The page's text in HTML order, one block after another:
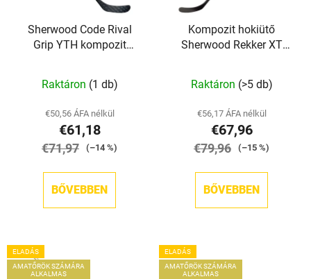
Sherwood Code Rival
Grip YTH kompozit
Raktáron (1 db)
€50,56 ÁFA nélkül
€61,18
€71,97 (–14 %)
BŐVEBBEN
Kompozit hokiütő
Sherwood Rekker XT
Raktáron (>5 db)
€56,17 ÁFA nélkül
€67,96
€79,96 (–15 %)
BŐVEBBEN
ELADÁS
AMATŐRÖK SZÁMÁRA
ALKALMAS
ELADÁS
AMATŐRÖK SZÁMÁRA
ALKALMAS